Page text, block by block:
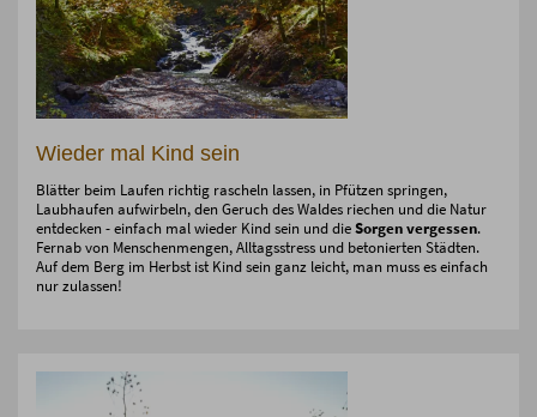
Wieder mal Kind sein
Blätter beim Laufen richtig rascheln lassen, in Pfützen springen,
Laubhaufen aufwirbeln, den Geruch des Waldes riechen und die Natur
entdecken - einfach mal wieder Kind sein und dieSorgen vergessen.
Fernab von Menschenmengen, Alltagsstress und betonierten Städten.
Auf dem Berg im Herbst ist Kind sein ganz leicht, man muss es einfach
nur zulassen!